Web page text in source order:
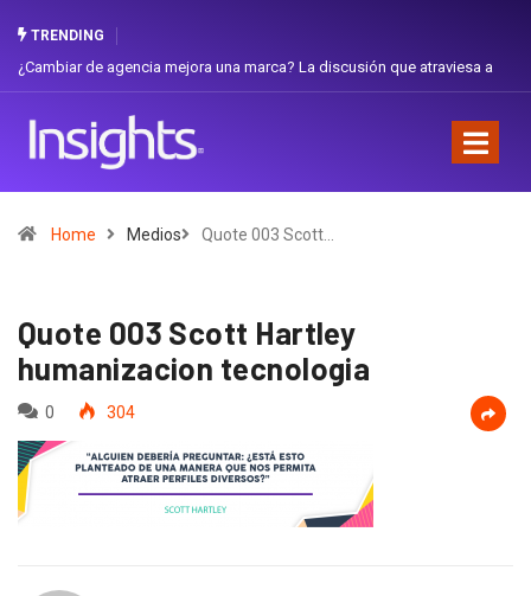
TRENDING
de agencia mejora una marca? La discusión que atraviesa a
Home Medios Quote 003 Scott…
Quote 003 Scott Hartley
humanizacion tecnologia
0 304